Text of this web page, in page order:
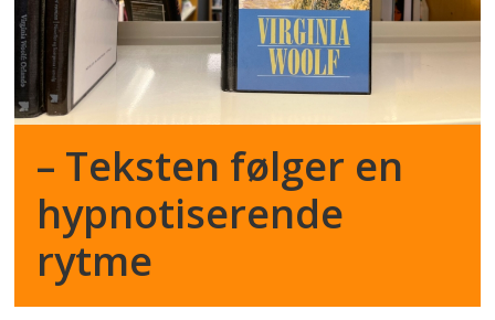
– Teksten følger en
hypnotiserende
rytme